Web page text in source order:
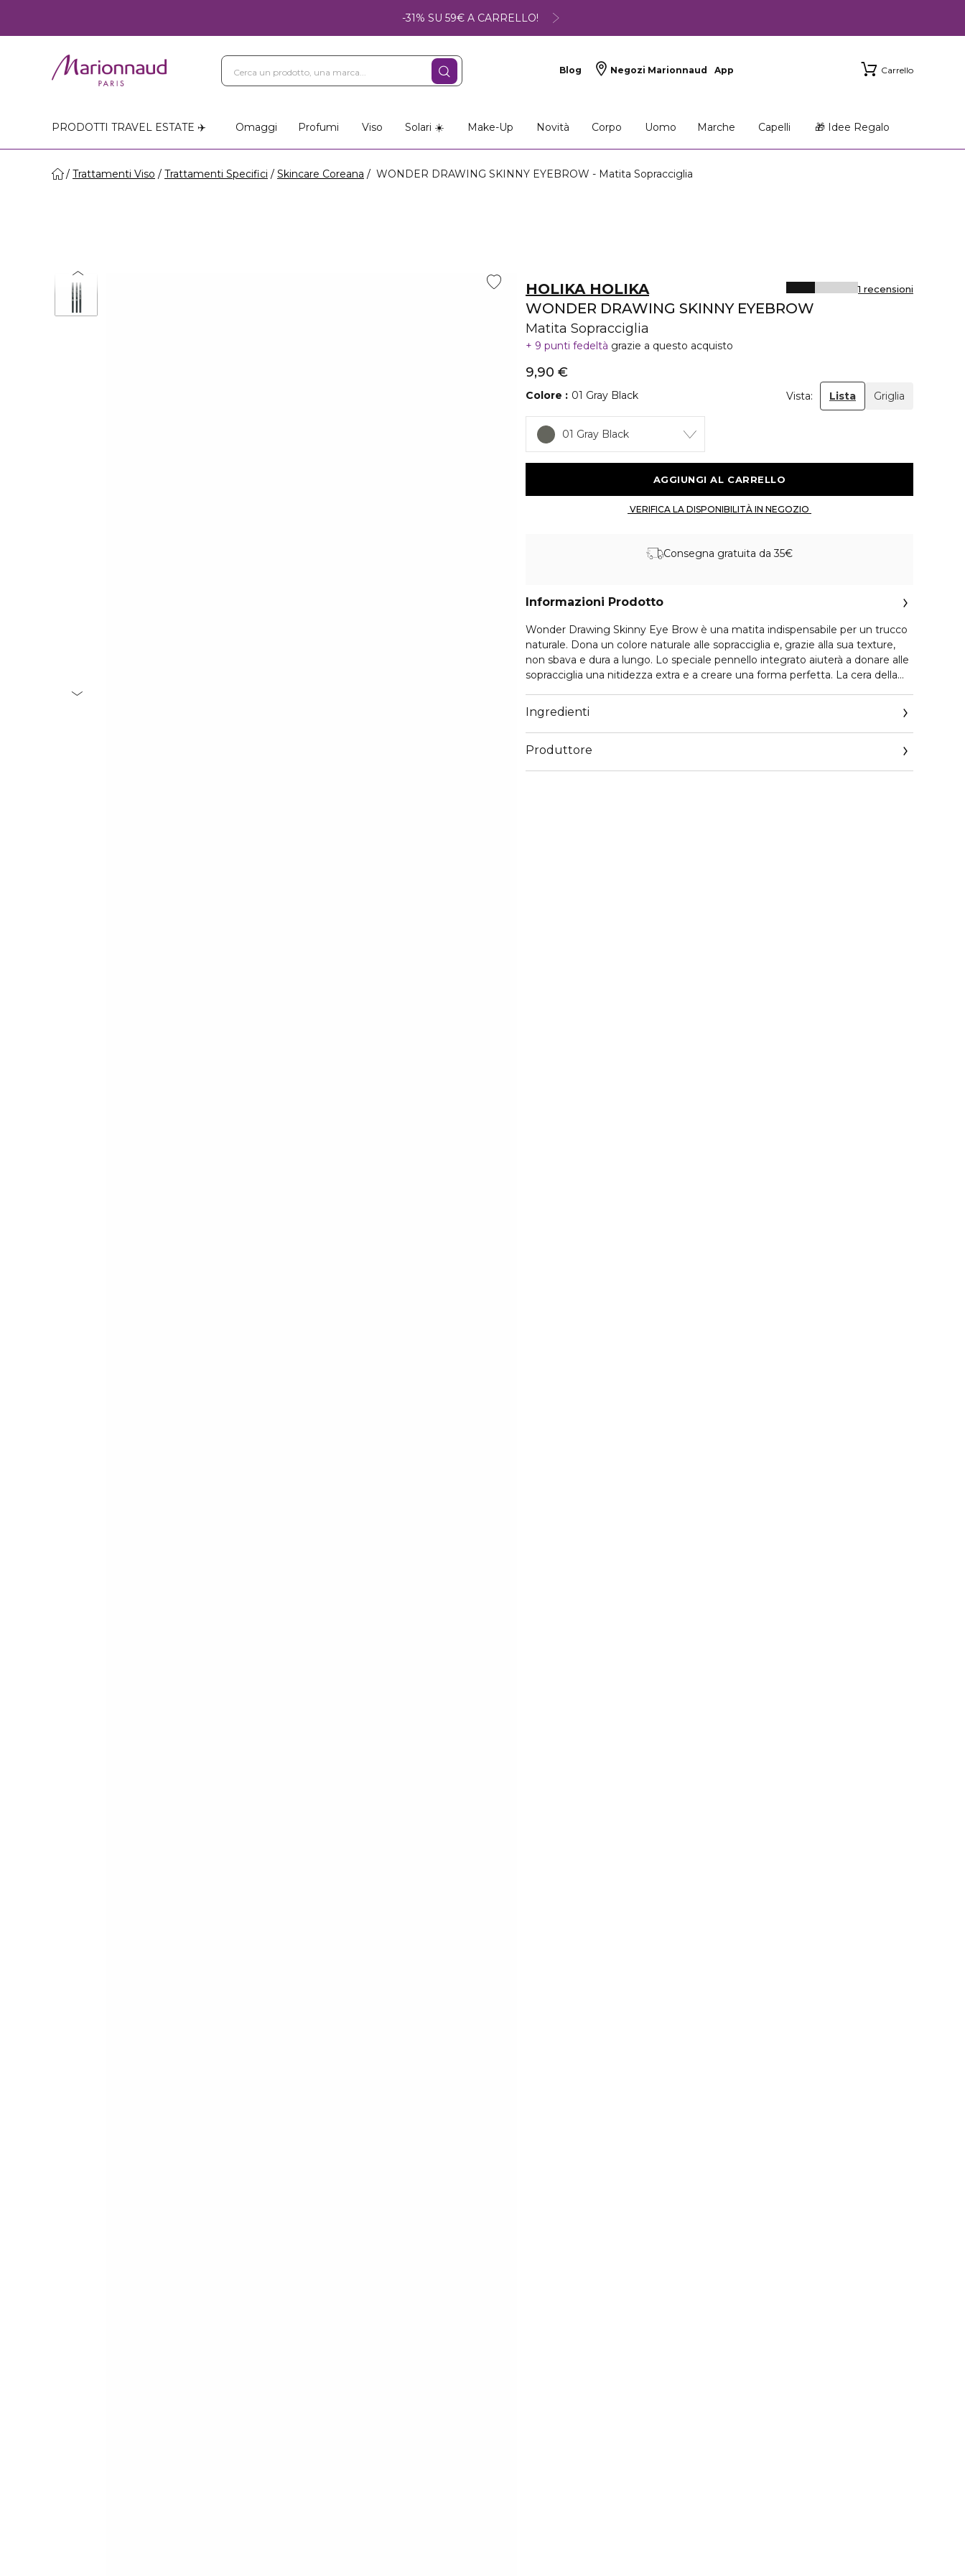
-31% SU 59€ A CARRELLO!
Blog Negozi Marionnaud App Carrello
PRODOTTI TRAVEL ESTATE ✈️ Omaggi Profumi Viso Solari ☀️ Make-Up Novità Corpo Uomo Marche Capelli 🎁 Idee Regalo
Trattamenti Viso Trattamenti Specifici Skincare Coreana WONDER DRAWING SKINNY EYEBROW - Matita Sopracciglia
HOLIKA HOLIKA
WONDER DRAWING SKINNY EYEBROW
Matita Sopracciglia
1 recensioni
9 punti fedeltà grazie a questo acquisto
9,90 €
Colore 01 Gray Black Vista: Lista Griglia
01 Gray Black
Consegna gratuita da 35€
Informazioni Prodotto
Wonder Drawing Skinny Eye Brow è una matita indispensabile per un trucco
naturale. Dona un colore naturale alle sopracciglia e, grazie alla sua texture,
non sbava e dura a lungo. Lo speciale pennello integrato aiuterà a donare alle
sopracciglia una nitidezza extra e a creare una forma perfetta. La cera della
vitamina C e burro di karitè, che hanno un effetto curativo sulla pelle.
Indicazioni: Per ottenere volume, applicare prima la matita sulle sopracciglia e
poi sfumare con un pennello.
Ingredienti
Produttore